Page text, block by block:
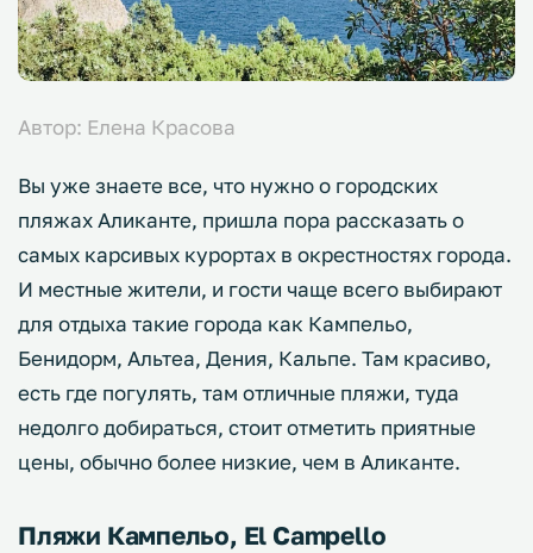
Автор: Елена Красова
Вы уже знаете все, что нужно о городских
пляжах Аликанте, пришла пора рассказать о
самых карсивых курортах в окрестностях города.
И местные жители, и гости чаще всего выбирают
для отдыха такие города как Кампельо,
Бенидорм, Альтеа, Дения, Кальпе. Там красиво,
есть где погулять, там отличные пляжи, туда
недолго добираться, стоит отметить приятные
цены, обычно более низкие, чем в Аликанте.
Пляжи Кампельо, El Campello